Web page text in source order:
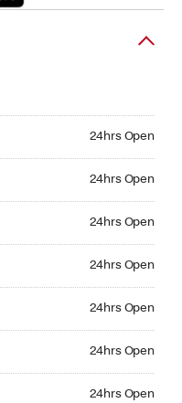
24hrs Open
24hrs Open
24hrs Open
24hrs Open
24hrs Open
24hrs Open
24hrs Open